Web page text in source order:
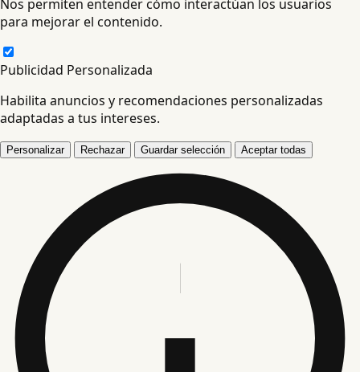
Nos permiten entender cómo interactúan los usuarios
para mejorar el contenido.
Publicidad Personalizada
Habilita anuncios y recomendaciones personalizadas
adaptadas a tus intereses.
Personalizar Rechazar Guardar selección Aceptar todas